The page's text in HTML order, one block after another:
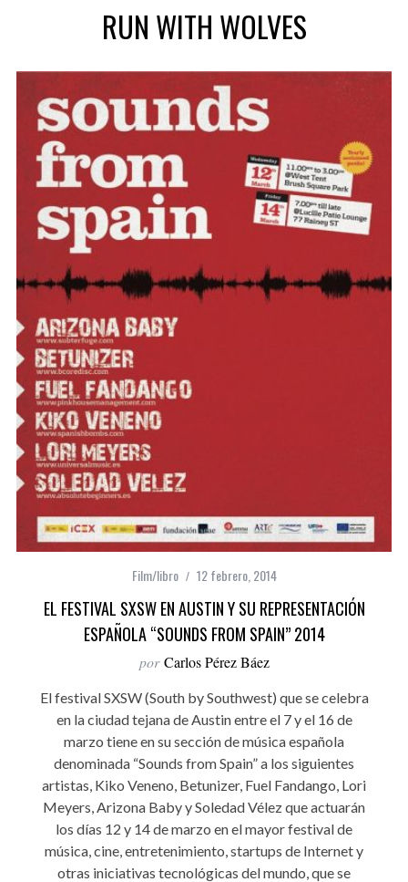
RUN WITH WOLVES
Film/libro 12 febrero, 2014
EL FESTIVAL SXSW EN AUSTIN Y SU REPRESENTACIÓN
ESPAÑOLA “SOUNDS FROM SPAIN” 2014
por Carlos Pérez Báez
El festival SXSW (South by Southwest) que se celebra
en la ciudad tejana de Austin entre el 7 y el 16 de
marzo tiene en su sección de música española
denominada “Sounds from Spain” a los siguientes
artistas, Kiko Veneno, Betunizer, Fuel Fandango, Lori
Meyers, Arizona Baby y Soledad Vélez que actuarán
los días 12 y 14 de marzo en el mayor festival de
música, cine, entretenimiento, startups de Internet y
otras iniciativas tecnológicas del mundo, que se